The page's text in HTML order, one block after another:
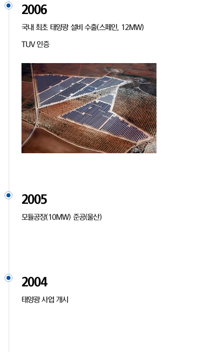
2006
국내 최초 태양광 설비 수출(스페인, 12MW)
TUV 인증
2005
모듈공장(10MW) 준공(울산)
2004
태양광 사업 개시